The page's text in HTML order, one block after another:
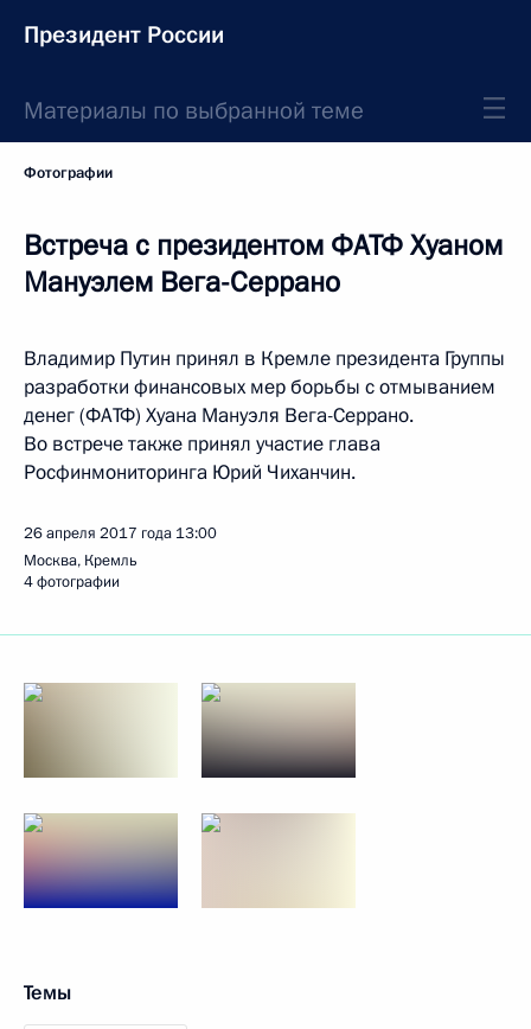
Президент России
Материалы по выбранной теме
Фотографии
Встреча с президентом ФАТФ Хуаном
Мануэлем Вега-Серрано
Владимир Путин принял в Кремле президента Группы
разработки финансовых мер борьбы с отмыванием
денег (ФАТФ) Хуана Мануэля Вега-Серрано.
Во встрече также принял участие глава
Росфинмониторинга Юрий Чиханчин.
26 апреля 2017 года 13:00
Москва, Кремль
4 фотографии
Темы